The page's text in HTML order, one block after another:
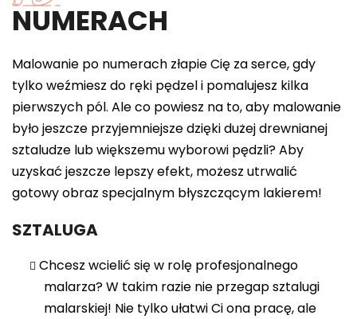
NUMERACH
Malowanie po numerach złapie Cię za serce, gdy
tylko weźmiesz do ręki pędzel i pomalujesz kilka
pierwszych pól. Ale co powiesz na to, aby malowanie
było jeszcze przyjemniejsze dzięki dużej drewnianej
sztaludze lub większemu wyborowi pędzli? Aby
uzyskać jeszcze lepszy efekt, możesz utrwalić
gotowy obraz specjalnym błyszczącym lakierem!
SZTALUGA
Chcesz wcielić się w rolę profesjonalnego
malarza? W takim razie nie przegap sztalugi
malarskiej! Nie tylko ułatwi Ci ona pracę, ale